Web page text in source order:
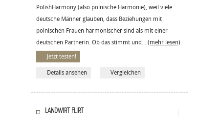
PolishHarmony (also polnische Harmonie), weil viele
deutsche Männer glauben, dass Beziehungen mit
polnischen Frauen harmonischer sind als mit einer
deutschen Partnerin. Ob das stimmt und... (mehr lesen)
Jetzt testen!
Details ansehen Vergleichen
LANDWIRT FLIRT